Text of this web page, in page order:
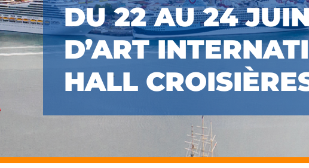
DU 22 AU 24
D’ART
HALL